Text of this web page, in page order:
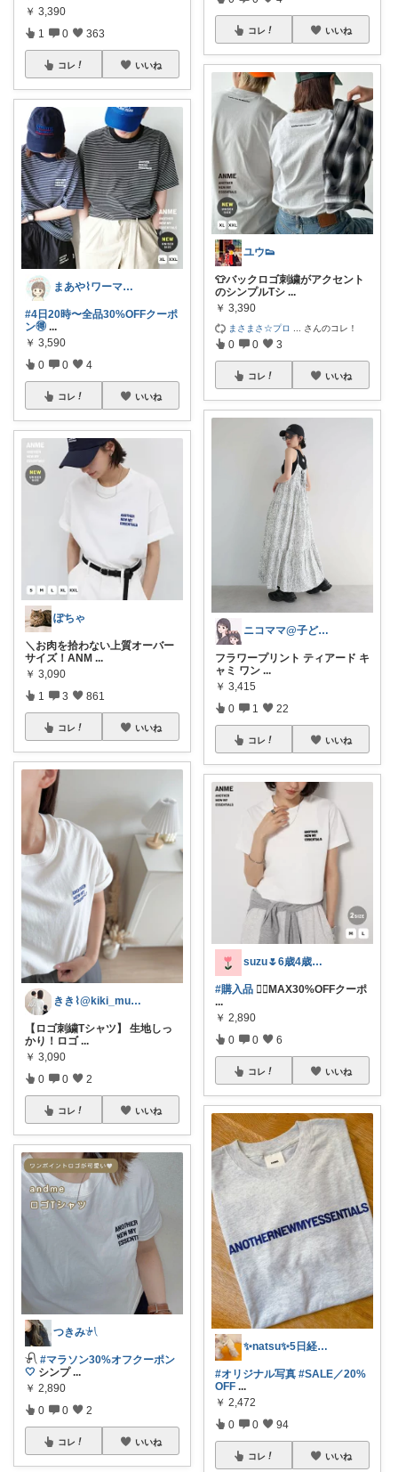
￥ 3,390
1 0 363
コレ いいね
まあや⌇ワーママの暮らしとインテリア𓍯
#4日20時〜全品30%OFFクーポ
ン🉐 ...
￥ 3,590
0 0 4
コレ いいね
ぽちゃ
＼お肉を拾わない上質オーバー
サイズ！ANM ...
￥ 3,090
1 3 861
コレ いいね
きき⌇@kiki_mum_
【ロゴ刺繍Tシャツ】 生地しっ
かり！ロゴ ...
￥ 3,090
0 0 2
コレ いいね
つきみ𓍯
𓍯 #マラソン30%オフクーポン
🤍 シンプ ...
￥ 2,890
0 0 2
コレ いいね
コレ いいね
ユウ👟
👕バックロゴ刺繍がアクセント
のシンプルTシ ...
￥ 3,390
まさまさ☆プロ さんのコレ！
0 0 3
コレ いいね
ニコママ@子ども3人45歳シンママライフ
フラワープリント ティアード キ
ャミ ワン ...
￥ 3,415
0 1 22
コレ いいね
suzu🌷6歳4歳子育てママの暮らし
#購入品 ❤️‍🔥MAX30%OFFクーポ
...
￥ 2,890
0 0 6
コレ いいね
✨natsu✨5日経由購入感謝です🙏✨
#オリジナル写真 #SALE／20%
OFF ...
￥ 2,472
0 0 94
コレ いいね